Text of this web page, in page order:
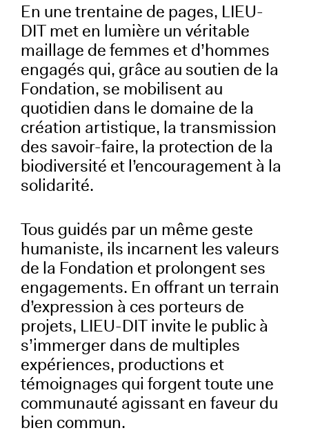
En une trentaine de pages, LIEU-
DIT met en lumière un véritable
maillage de femmes et d’hommes
engagés qui, grâce au soutien de la
Fondation, se mobilisent au
quotidien dans le domaine de la
création artistique, la transmission
des savoir-faire, la protection de la
biodiversité et l’encouragement à la
solidarité.
Tous guidés par un même geste
humaniste, ils incarnent les valeurs
de la Fondation et prolongent ses
engagements. En offrant un terrain
d’expression à ces porteurs de
projets, LIEU-DIT invite le public à
s’immerger dans de multiples
expériences, productions et
témoignages qui forgent toute une
communauté agissant en faveur du
bien commun.